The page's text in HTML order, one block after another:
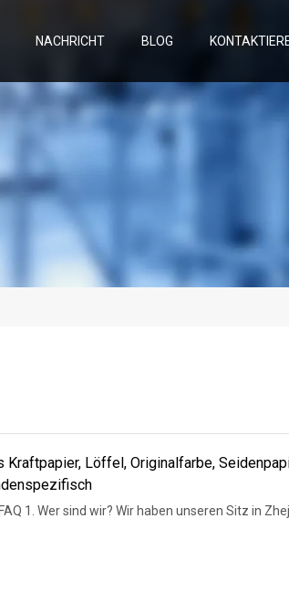
NACHRICHT BLOG
Löffel, Originalfarbe,
unseren Sitz in Zhejiang, China,